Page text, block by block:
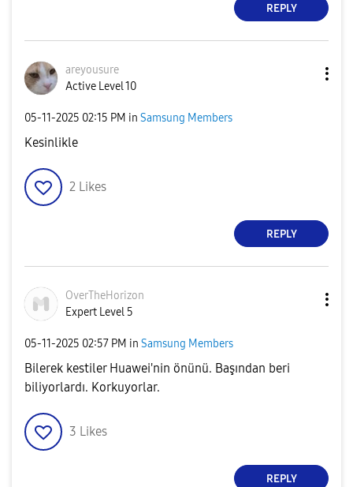
e
o
REPLY
areyousure
Active Level 10
‎05-11-2025 02:15 PM in Samsung Members
Kesinlikle
2 Likes
REPLY
OverTheHorizon
Expert Level 5
‎05-11-2025 02:57 PM in Samsung Members
Bilerek kestiler Huawei'nin önünü. Başından beri
biliyorlardı. Korkuyorlar.
3 Likes
REPLY